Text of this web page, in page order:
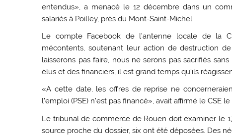
entendus», a menacé le 12 décembre dans un
salariés à Poilley, près du Mont-Saint-Michel.
Le compte Facebook de l’antenne locale de la
mécontents, soutenant leur action de destruction
laisserons pas faire, nous ne serons pas sacrifiés
élus et des financiers, il est grand temps qu’ils
«A cette date, les offres de reprise ne
l’emploi (PSE) n’est pas financé», avait affirmé le CSE
Le tribunal de commerce de Rouen doit examiner le
source proche du dossier, six ont été déposées. Des